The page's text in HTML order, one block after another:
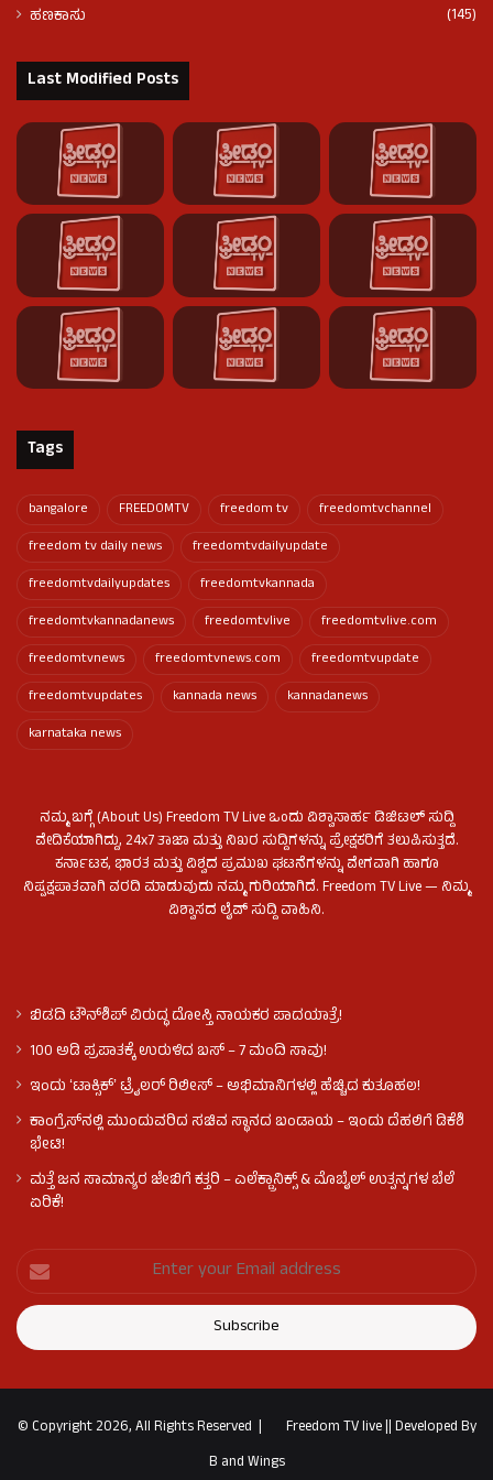
ಹಣಕಾಸು (145)
Last Modified Posts
Tags
bangalore FREEDOMTV freedom tv
freedomtvchannel
freedom tv daily news
freedomtvdailyupdate
freedomtvdailyupdates
freedomtvkannada
freedomtvkannadanews
freedomtvlive
freedomtvlive.com
freedomtvnews
freedomtvnews.com
freedomtvupdate
freedomtvupdates
kannada news
kannadanews
karnataka news
ನಮ್ಮ ಬಗ್ಗೆ (About Us) Freedom TV Live ಒಂದು ವಿಶ್ವಾಸಾರ್ಹ ಡಿಜಿಟಲ್ ಸುದ್ದಿ
ವೇದಿಕೆಯಾಗಿದ್ದು, 24x7 ತಾಜಾ ಮತ್ತು ನಿಖರ ಸುದ್ದಿಗಳನ್ನು ಪ್ರೇಕ್ಷಕರಿಗೆ ತಲುಪಿಸುತ್ತದೆ.
ಕರ್ನಾಟಕ, ಭಾರತ ಮತ್ತು ವಿಶ್ವದ ಪ್ರಮುಖ ಘಟನೆಗಳನ್ನು ವೇಗವಾಗಿ ಹಾಗೂ
ನಿಷ್ಪಕ್ಷಪಾತವಾಗಿ ವರದಿ ಮಾಡುವುದು ನಮ್ಮ ಗುರಿಯಾಗಿದೆ. Freedom TV Live — ನಿಮ್ಮ
ವಿಶ್ವಾಸದ ಲೈವ್ ಸುದ್ದಿ ವಾಹಿನಿ.
ಬಿಡದಿ ಟೌನ್‌ಶಿಪ್‌ ವಿರುದ್ಧ ದೋಸ್ತಿ ನಾಯಕರ ಪಾದಯಾತ್ರೆ!
100 ಅಡಿ ಪ್ರಪಾತಕ್ಕೆ ಉರುಳಿದ ಬಸ್‌ – 7 ಮಂದಿ ಸಾವು!
ಇಂದು ʻಟಾಕ್ಸಿಕ್ʼ ಟ್ರೈಲರ್ ರಿಲೀಸ್‌ – ಅಭಿಮಾನಿಗಳಲ್ಲಿ ಹೆಚ್ಚಿದ ಕುತೂಹಲ!
ಕಾಂಗ್ರೆಸ್​ನಲ್ಲಿ ಮುಂದುವರಿದ ಸಚಿವ ಸ್ಥಾನದ ಬಂಡಾಯ – ಇಂದು ದೆಹಲಿಗೆ ಡಿಕೆಶಿ
ಭೇಟಿ!
ಮತ್ತೆ ಜನ ಸಾಮಾನ್ಯರ ಜೇಬಿಗೆ ಕತ್ತರಿ – ಎಲೆಕ್ಟ್ರಾನಿಕ್ಸ್ & ಮೊಬೈಲ್ ಉತ್ಪನ್ನಗಳ ಬೆಲೆ
ಏರಿಕೆ!
© Copyright 2026, All Rights Reserved | Freedom TV live||Developed By
B and Wings